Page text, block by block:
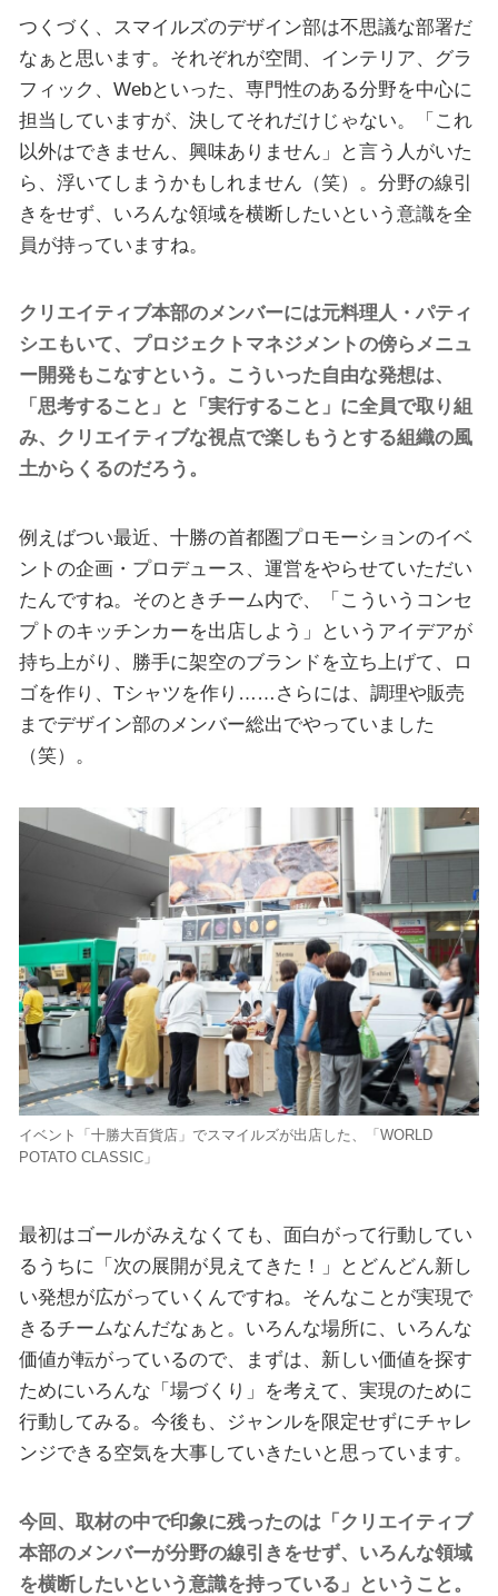
つくづく、スマイルズのデザイン部は不思議な部署だ
なぁと思います。それぞれが空間、インテリア、グラ
フィック、Webといった、専門性のある分野を中心に
担当していますが、決してそれだけじゃない。「これ
以外はできません、興味ありません」と言う人がいた
ら、浮いてしまうかもしれません（笑）。分野の線引
きをせず、いろんな領域を横断したいという意識を全
員が持っていますね。
クリエイティブ本部のメンバーには元料理人・パティ
シエもいて、プロジェクトマネジメントの傍らメニュ
ー開発もこなすという。こういった自由な発想は、
「思考すること」と「実行すること」に全員で取り組
み、クリエイティブな視点で楽しもうとする組織の風
土からくるのだろう。
例えばつい最近、十勝の首都圏プロモーションのイベ
ントの企画・プロデュース、運営をやらせていただい
たんですね。そのときチーム内で、「こういうコンセ
プトのキッチンカーを出店しよう」というアイデアが
持ち上がり、勝手に架空のブランドを立ち上げて、ロ
ゴを作り、Tシャツを作り……さらには、調理や販売
までデザイン部のメンバー総出でやっていました
（笑）。
イベント「十勝大百貨店」でスマイルズが出店した、「WORLD
POTATO CLASSIC」
最初はゴールがみえなくても、面白がって行動してい
るうちに「次の展開が見えてきた！」とどんどん新し
い発想が広がっていくんですね。そんなことが実現で
きるチームなんだなぁと。いろんな場所に、いろんな
価値が転がっているので、まずは、新しい価値を探す
ためにいろんな「場づくり」を考えて、実現のために
行動してみる。今後も、ジャンルを限定せずにチャレ
ンジできる空気を大事していきたいと思っています。
今回、取材の中で印象に残ったのは「クリエイティブ
本部のメンバーが分野の線引きをせず、いろんな領域
を横断したいという意識を持っている」ということ。